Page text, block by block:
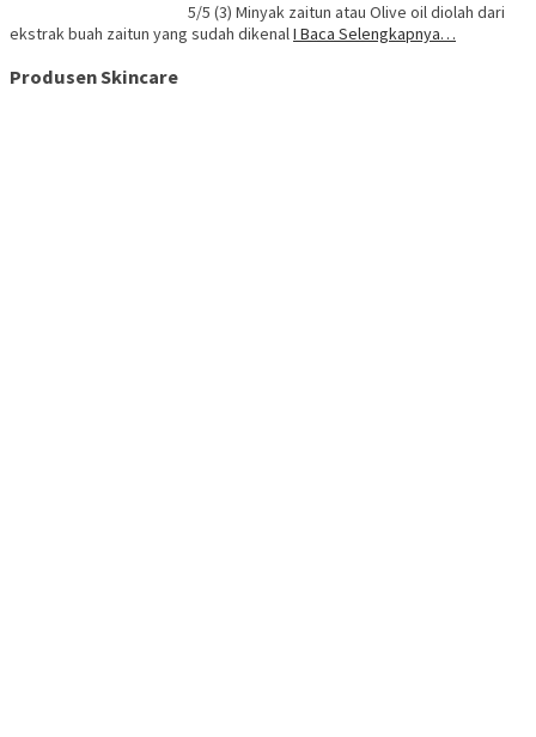
5/5 (3) Minyak zaitun atau Olive oil diolah dari
ekstrak buah zaitun yang sudah dikenalI Baca Selengkapnya…
Produsen Skincare